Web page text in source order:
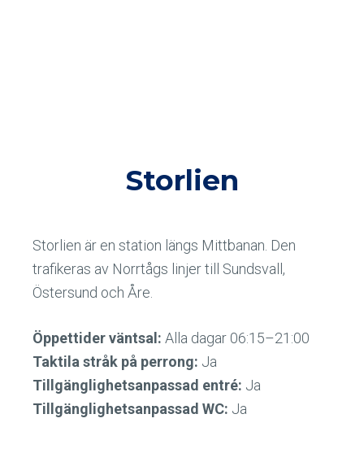
Storlien
Storlien är en station längs Mittbanan. Den
trafikeras av Norrtågs linjer till Sundsvall,
Östersund och Åre.
Öppettider väntsal: Alla dagar 06:15–21:00
Taktila stråk på perrong: Ja
Tillgänglighetsanpassad entré: Ja
Tillgänglighetsanpassad WC: Ja